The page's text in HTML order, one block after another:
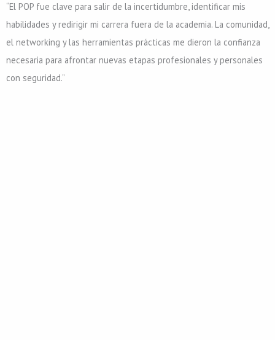
“El POP fue clave para salir de la incertidumbre, identificar mis
habilidades y redirigir mi carrera fuera de la academia. La comunidad,
el networking y las herramientas prácticas me dieron la confianza
necesaria para afrontar nuevas etapas profesionales y personales
con seguridad.”